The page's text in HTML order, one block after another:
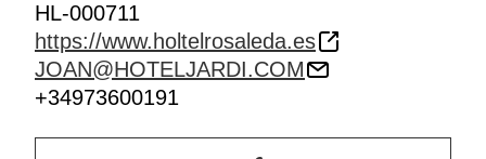
HL-000711
https://www.holtelrosaleda.es
JOAN@HOTELJARDI.COM
+34973600191